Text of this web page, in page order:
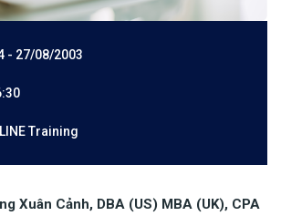
- 27/08/2003
Training
Xuân Cảnh, DBA (US) MBA (UK), CPA